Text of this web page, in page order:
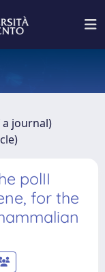
journal)
polII
for the